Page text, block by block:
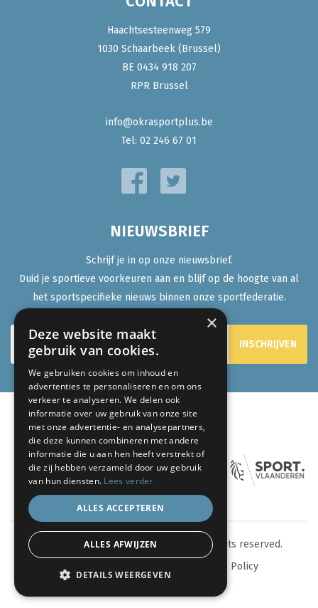
Haachtsesteenweg 579
1030 Schaarbeek (Brussel)
BE 0434 918 207
RPR Brussel
info@okrasportplus.be
Tel: 02 246 67 01
NIEUWSBRIEF
Schrijf je in op onze nieuwsbrief.
Duid je sportieve voorkeuren aan en blijf op de hoogte van al
het sportspecifieke nieuws binnen onze sportfederatie.
ONZE PARTNERS:
© 2024 eenlevenlangsporten.be - All rights reserved.
Cookie Policy
×
Deze website maakt
gebruik van cookies.
We gebruiken cookies om inhoud en
advertenties te personaliseren en om ons
verkeer te analyseren. We delen ook
informatie over uw gebruik van onze site
met onze advertentie- en analysepartners,
die deze kunnen combineren met andere
informatie die u aan hen heeft verstrekt of
die zij hebben verzameld door uw gebruik
van hun diensten. Lees verder
ALLES ACCEPTEREN
ALLES AFWIJZEN
DETAILS WEERGEVEN